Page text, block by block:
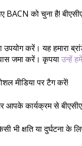
को चुना है!
का उपयोग करें। यह
जमा करें। कृपयाउन्हें
मीडिया पर टैग करें!
कार्यक्रम से
भी क्षति या दुर्घटना